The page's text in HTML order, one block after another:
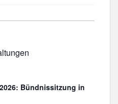
Bündnissitzung in